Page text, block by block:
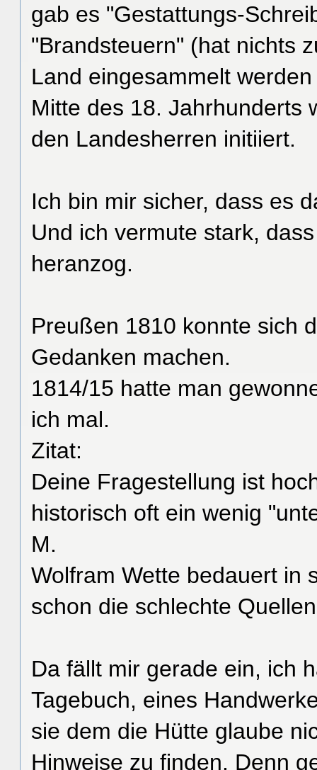
gab es "Gestattungs-
"Brandsteuern" (hat nichts
Land eingesammelt
Mitte des 18. Jahrhunderts
den Landesherren initiiert.
Ich bin mir sicher, dass es
Und ich vermute stark,
heranzog.
Preußen 1810 konnte sich
Gedanken machen.
1814/15 hatte man
ich mal.
Zitat:
Deine Fragestellung ist
historisch oft ein wenig
M.
Wolfram Wette bedauert in
schon die schlechte
Da fällt mir gerade ein, ich
Tagebuch, eines
sie dem die Hütte glaube
Hinweise zu finden. Denn